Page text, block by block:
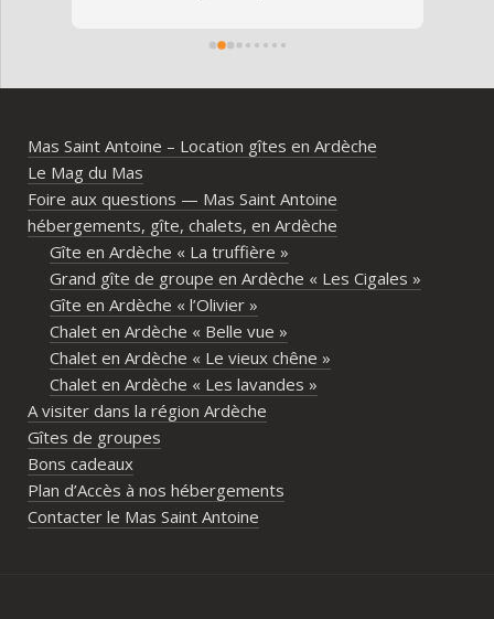
domaine est superbe, très bien
différents gîtes permettent à chacun
d’avoir son espace tout en gardant un
vrai lieu de rassemblement pour
partager les repas et les activités.Un
immense merci également aux
propriétaires pour leur disponibilité, leur
écoute et leur gentillesse tout au long de
l’organisation. Nous avons été très bien
accompagnés avant le week-end avec de
nombreux conseils utiles, aussi bien pour
les prestataires que pour l’organisation
générale de l’événement.Tout a été
simple, fluide et agréable. Les
recommandations données sur place
étaient excellentes et nous ont permis
Mas Saint Antoine – Location gîtes en Ardèche
Le Mag du Mas
Foire aux questions — Mas Saint Antoine
hébergements, gîte, chalets, en Ardèche
Gîte en Ardèche « La truffière »
Grand gîte de groupe en Ardèche « Les Cigales »
Gîte en Ardèche « l’Olivier »
Chalet en Ardèche « Belle vue »
Chalet en Ardèche « Le vieux chêne »
Chalet en Ardèche « Les lavandes »
A visiter dans la région Ardèche
Gîtes de groupes
Bons cadeaux
Plan d’Accès à nos hébergements
Contacter le Mas Saint Antoine